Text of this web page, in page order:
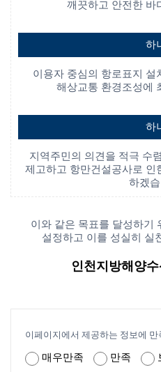
깨끗하고 안전한 바
하
이용자 중심의 항로표지 설
해상교통 환경조성에
하
지역주민의 의견을 적극 수
제고하고 항만건설공사로 인
하겠
이와 같은 목표를 달성하기
설정하고 이를 성실히 실
인천지방해양
이페이지에서 제공하는 정보에
매우만족 만족